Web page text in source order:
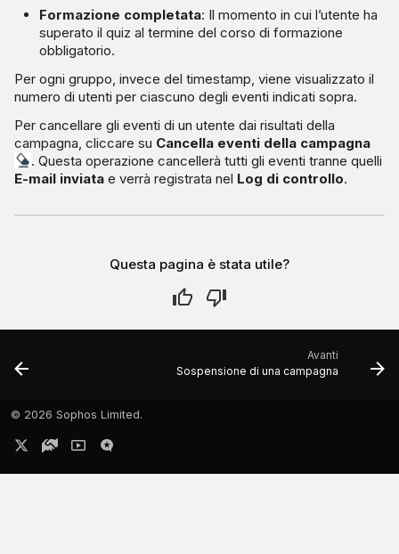
Formazione completata: Il momento in cui l’utente ha
superato il quiz al termine del corso di formazione
obbligatorio.
Per ogni gruppo, invece del timestamp, viene visualizzato il
numero di utenti per ciascuno degli eventi indicati sopra.
Per cancellare gli eventi di un utente dai risultati della
campagna, cliccare su Cancella eventi della campagna
. Questa operazione cancellerà tutti gli eventi tranne quelli
E-mail inviata e verrà registrata nel Log di controllo.
Questa pagina è stata utile?
Avanti
Sospensione di una campagna
© 2026 Sophos Limited.